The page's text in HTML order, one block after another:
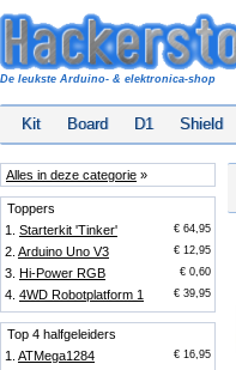
De leukste Arduino- & elektronica-shop
Kit Board D1 Shield
Alles in deze categorie »
Toppers
1. Starterkit 'Tinker' € 64,95
2. Arduino Uno V3 € 12,95
3. Hi-Power RGB € 0,60
4. 4WD Robotplatform 1 € 39,95
Top 4 halfgeleiders
1. ATMega1284 € 16,95